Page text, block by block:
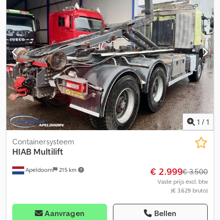
directe beschikbaarheid rechtstreeks van de fabrikant opbouw,
montage, bedrijfsvoertuigen beste prijs-kwaliteitverhouding
financieringsmogelijkheden inruil van uw oude voertuigen Kraan
Hiab X Hiduo 228-6 6-voudige uitschuiving radiografische
afstandsbediening 2,55 m = 5500 kg 4,45 m = 4150 kg 6,45 m =
2850 kg 8,45 m = 2120 kg 10,60 m = 1680 kg 12,70 m = 1380 kg 14,70
m = 1100 kg Csdpfsyntcyex Aa Teha 17,00 m = 810 kg Voor verdere
vragen staat ons team u in de volgende talen te woord. Wij
spreken Duits We spreken Engels Nous parlons français Mówimy
po polsku Мы говорим по-русски Govorimo Srpskohrvatski =
Verdere informatie = Bouwjaar: 2025 Algemene staat: zeer goed
Technische staat: zeer goed Optische staat: zeer goed
1 / 1
Apeldoorn 215 km
Containersysteem
HIAB Multilift
€ 2.999€ 3.500
Vaste prijs excl. btw
(€ 3.629 bruto)
Aanvragen Bellen